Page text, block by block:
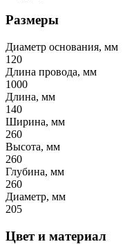
Размеры
Диаметр основания, мм
120
Длина провода, мм
1000
Длина, мм
140
Ширина, мм
260
Высота, мм
260
Глубина, мм
260
Диаметр, мм
205
Цвет и материал